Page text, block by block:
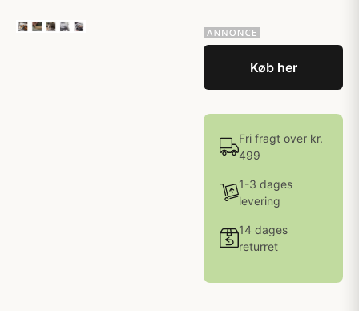
Køb her
Fri fragt over kr.
499
1-3 dages
levering
14 dages
returret